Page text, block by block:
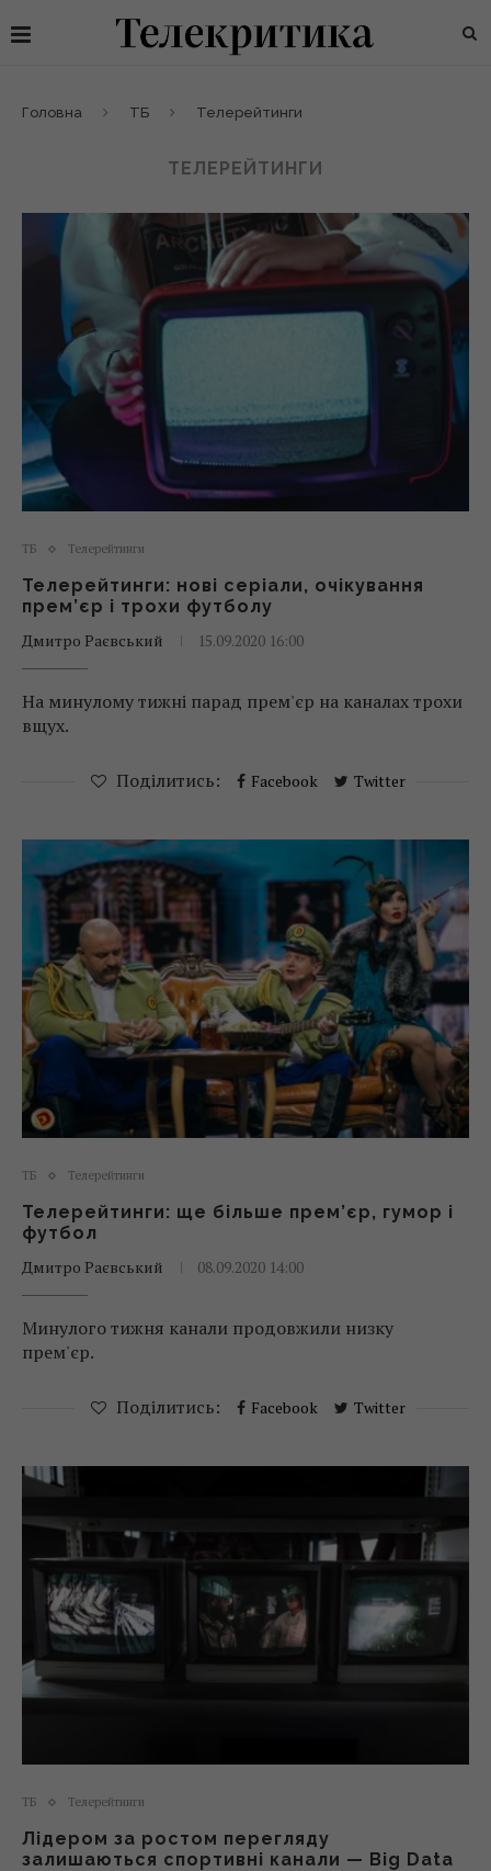
Головна ТБ Телерейтинги
ТЕЛЕРЕЙТИНГИ
ТБ Телерейтинги
Телерейтинги: нові серіали, очікування
прем’єр і трохи футболу
Дмитро Раєвський
15.09.2020 16:00
На минулому тижні парад прем'єр на каналах трохи
вщух.
Поділитись: Facebook Twitter
ТБ Телерейтинги
Телерейтинги: ще більше прем’єр, гумор і
футбол
Дмитро Раєвський
08.09.2020 14:00
Минулого тижня канали продовжили низку
прем'єр.
Поділитись: Facebook Twitter
ТБ Телерейтинги
Лідером за ростом перегляду
залишаються спортивні канали — Big Data